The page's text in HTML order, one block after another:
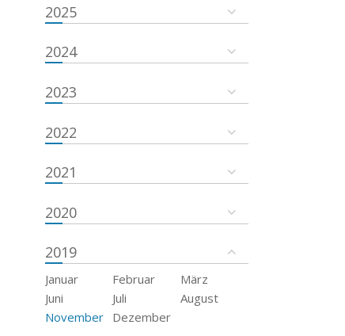
2025
2024
2023
2022
2021
2020
2019
Januar Februar
März
Juni
Juli
August
November
Dezember